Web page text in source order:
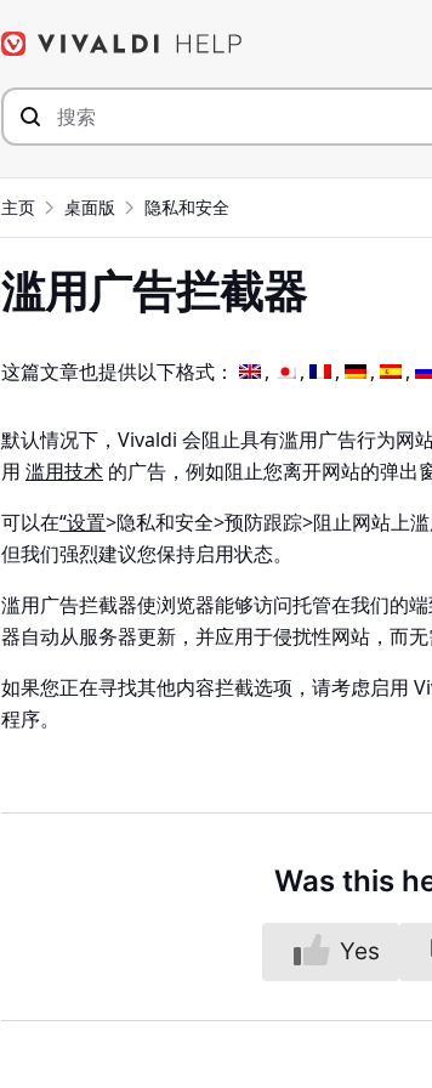
主页 桌面版 隐私和安全
滥用广告拦截器
这篇文章也提供以下格式：
默认情况下，Vivaldi 会阻止具有滥用广告行为网
用 滥用技术 的广告，例如阻止您离开网站的弹出窗
可以在“设置>隐私和安全>预防跟踪>阻止网站上
但我们强烈建议您保持启用状态。
滥用广告拦截器使浏览器能够访问托管在我们的
器自动从服务器更新，并应用于侵扰性网站，而无
如果您正在寻找其他内容拦截选项，请考虑启用
程序。
Was this
Yes